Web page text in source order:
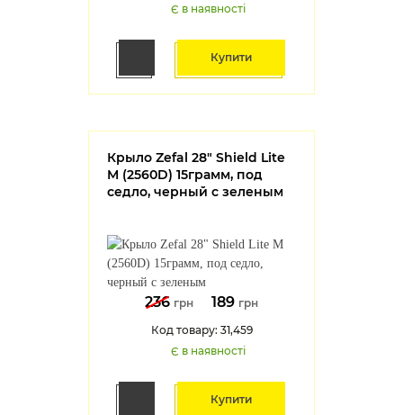
Є в наявності
Купити
Крыло Zefal 28" Shield Lite
M (2560D) 15грамм, под
седло, черный с зеленым
236 грн 189 грн
Код товару: 31,459
Є в наявності
Купити